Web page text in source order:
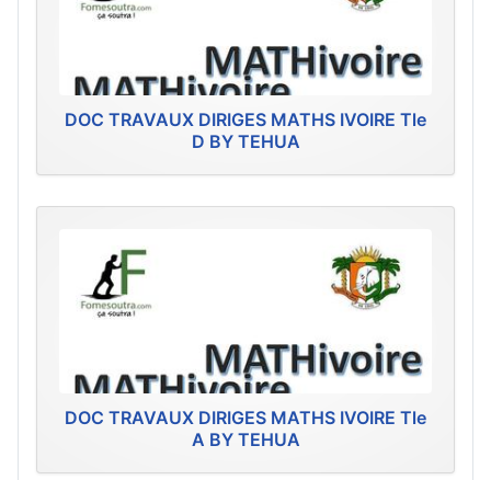
DOC TRAVAUX DIRIGES MATHS IVOIRE Tle
D BY TEHUA
DOC TRAVAUX DIRIGES MATHS IVOIRE Tle
A BY TEHUA